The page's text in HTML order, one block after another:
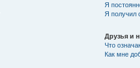
Я
Я получил
Друзья и
Что
Как мне